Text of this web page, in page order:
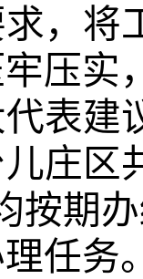
，将
压实
代表
儿庄区
按期
任务